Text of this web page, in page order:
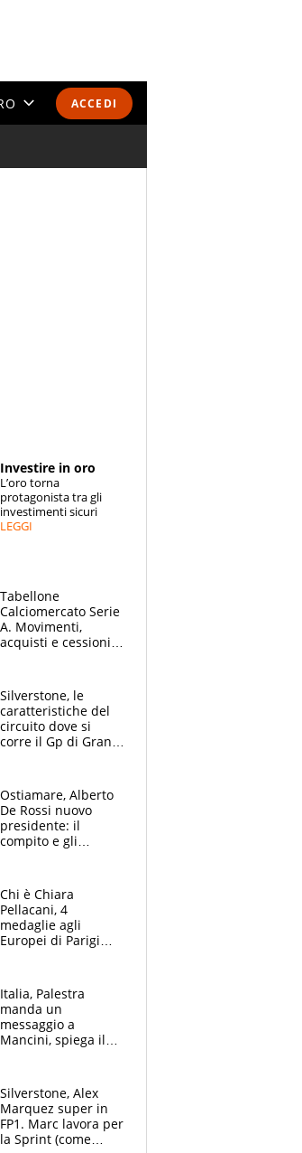
ACCEDI
Investire in oro
L’oro torna
protagonista tra gli
investimenti sicuri
LEGGI
Tabellone
Calciomercato Serie
A. Movimenti,
acquisti e cessioni:
Silverstone, le
caratteristiche del
circuito dove si
corre il Gp di Gran
Ostiamare, Alberto
De Rossi nuovo
presidente: il
compito e gli
Chi è Chiara
Pellacani, 4
medaglie agli
Europei di Parigi
giornalista, mamma
insegnante e il
fratello calciatore
Italia, Palestra
manda un
messaggio a
Mancini, spiega il
l'alleanza con
Donnarumma
Silverstone, Alex
Marquez super in
FP1. Marc lavora per
la Sprint (come